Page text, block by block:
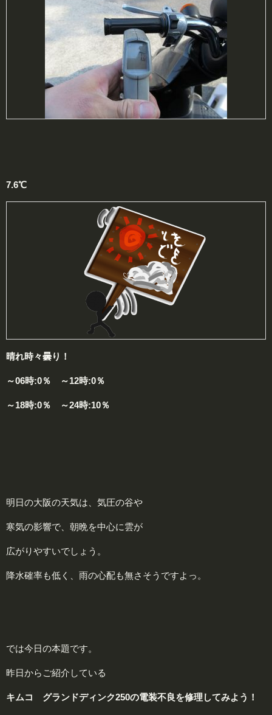
7.6℃
晴れ時々曇り！
～06時:0％ ～12時:0％
～18時:0％ ～24時:10％
明日の大阪の天気は、気圧の谷や
寒気の影響で、朝晩を中心に雲が
広がりやすいでしょう。
降水確率も低く、雨の心配も無さそうですよっ。
では今日の本題です。
昨日からご紹介している
キムコ グランドディンク250の電装不良を修理してみよう！